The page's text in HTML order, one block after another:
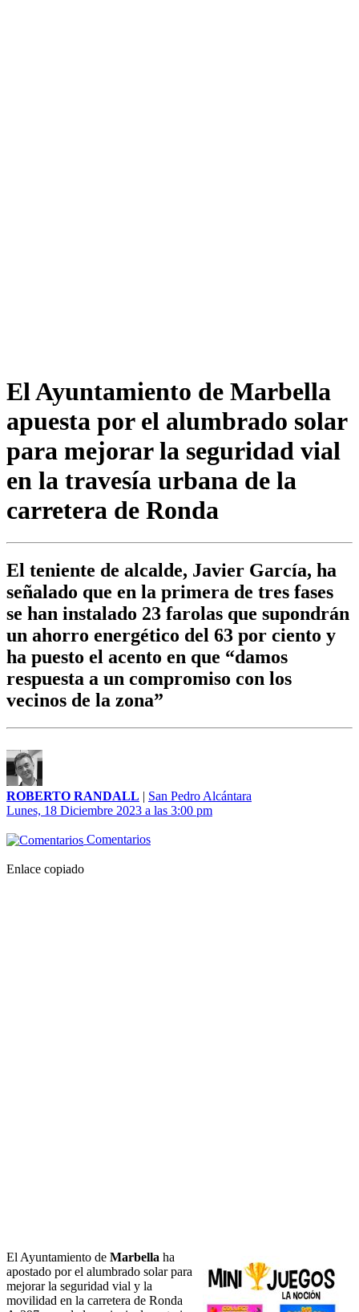
El Ayuntamiento de Marbella
apuesta por el alumbrado solar
para mejorar la seguridad vial
en la travesía urbana de la
carretera de Ronda
El teniente de alcalde, Javier García, ha
señalado que en la primera de tres fases
se han instalado 23 farolas que supondrán
un ahorro energético del 63 por ciento y
ha puesto el acento en que “damos
respuesta a un compromiso con los
vecinos de la zona”
ROBERTO RANDALL | San Pedro Alcántara
Lunes, 18 Diciembre 2023 a las 3:00 pm
Comentarios
Enlace copiado
El Ayuntamiento de Marbella ha
apostado por el alumbrado solar para
mejorar la seguridad vial y la
movilidad en la carretera de Ronda